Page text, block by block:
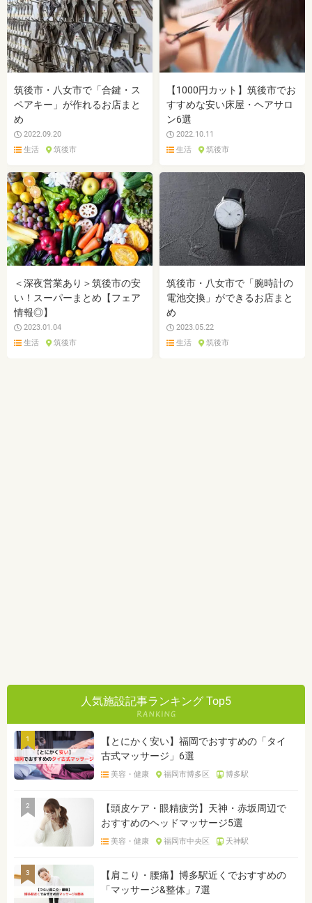
筑後市・八女市で「合鍵・ス
ペアキー」が作れるお店まと
め
2022.09.20
生活
筑後市
【1000円カット】筑後市でお
すすめな安い床屋・ヘアサロ
ン6選
2022.10.11
生活
筑後市
＜深夜営業あり＞筑後市の安
い！スーパーまとめ【フェア
情報◎】
2023.01.04
生活
筑後市
筑後市・八女市で「腕時計の
電池交換」ができるお店まと
め
2023.05.22
生活
筑後市
人気施設記事ランキング Top5
1
【とにかく安い】福岡でおすすめの「タイ
古式マッサージ」6選
美容・健康 福岡市博多区 博多駅
2
【頭皮ケア・眼精疲労】天神・赤坂周辺で
おすすめのヘッドマッサージ5選
美容・健康 福岡市中央区 天神駅
3
【肩こり・腰痛】博多駅近くでおすすめの
「マッサージ&整体」7選